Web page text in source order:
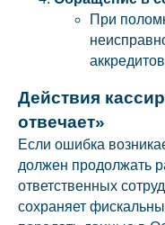
При
Действия
отвечает»
Если ошибка
должен продолжать
ответственных
сохраняет